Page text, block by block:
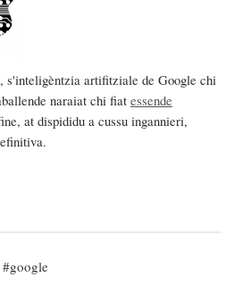
s'inteligèntzia artifitziale de Google chi
naraiat chi fiat essende
at dispididu a cussu ingannieri,
google